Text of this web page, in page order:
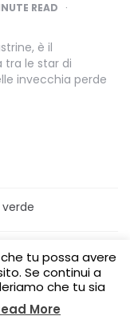
READ
è il
le star di
invecchia perde
Partner
tu possa avere
Se continui a
che tu sia
More